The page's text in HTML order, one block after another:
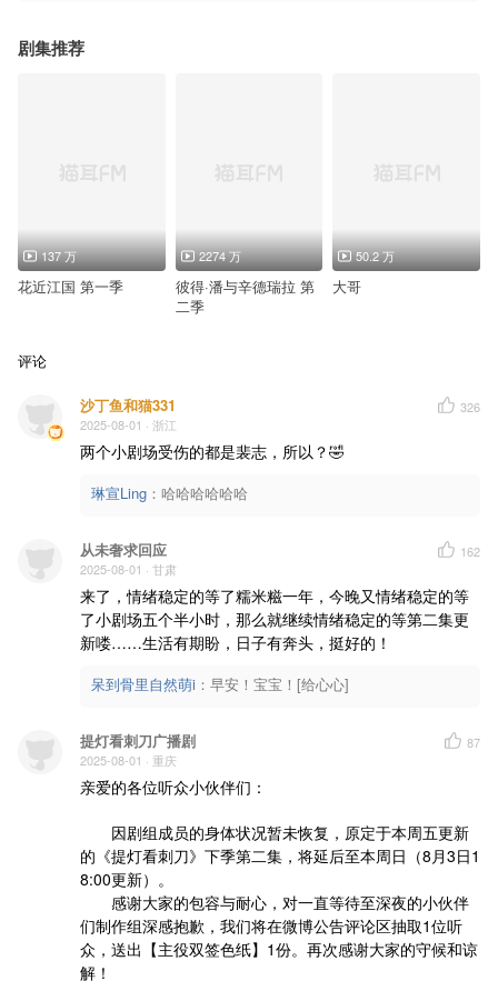
——本故事架空，不映射现实任何城市和人物——
——猫耳FM独家播出，付费内容禁止二改、二传及商用——
剧集推荐
137 万
花近江国 第一季
2274 万
彼得·潘与辛德瑞拉 第
二季
50.2 万
大哥
评论
沙丁鱼和猫331
2025-08-01 · 浙江
326
两个小剧场受伤的都是裴志，所以？🤣
琳宣Ling ： 哈哈哈哈哈哈
从未奢求回应
2025-08-01 · 甘肃
162
来了，情绪稳定的等了糯米糍一年，今晚又情绪稳定的等
了小剧场五个半小时，那么就继续情绪稳定的等第二集更
新喽……生活有期盼，日子有奔头，挺好的！
呆到骨里自然萌i ： 早安！宝宝！[给心心]
提灯看刺刀广播剧
2025-08-01 · 重庆
87
亲爱的各位听众小伙伴们：
的《提灯看刺刀》下季第二集，将延后至本周日（8月3日1
8:00更新）。
们制作组深感抱歉，我们将在微博公告评论区抽取1位听
众，送出【主役双签色纸】1份。再次感谢大家的守候和谅
解！